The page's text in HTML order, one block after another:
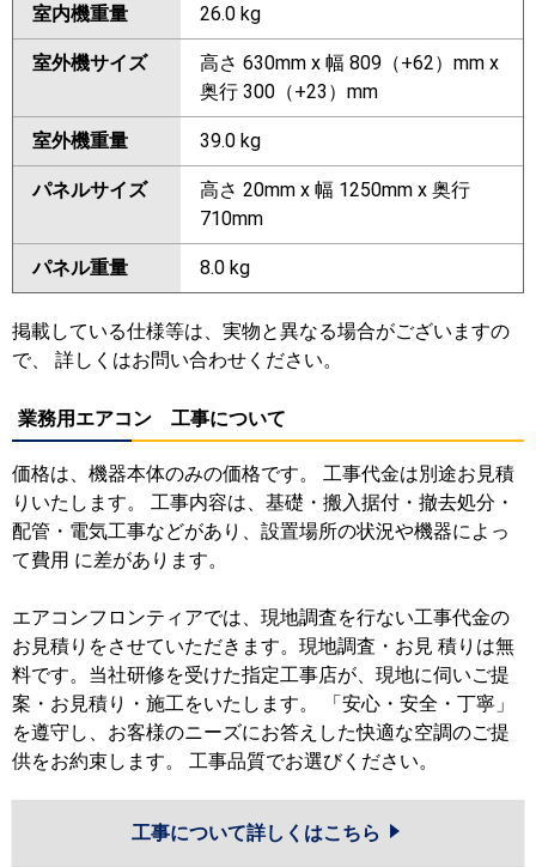
室内機重量 26.0 kg
室外機サイズ
高さ 630mm x 幅 809（+62）mm x
奥行 300（+23）mm
室外機重量 39.0 kg
パネルサイズ
高さ 20mm x 幅 1250mm x 奥行
710mm
パネル重量 8.0 kg
掲載している仕様等は、実物と異なる場合がございますの
で、 詳しくはお問い合わせください。
業務用エアコン 工事について
価格は、機器本体のみの価格です。 工事代金は別途お見積
りいたします。 工事内容は、基礎・搬入据付・撤去処分・
配管・電気工事などがあり、設置場所の状況や機器によっ
て費用 に差があります。
エアコンフロンティアでは、現地調査を行ない工事代金の
お見積りをさせていただきます。現地調査・お見 積りは無
料です。当社研修を受けた指定工事店が、現地に伺いご提
案・お見積り・施工をいたします。 「安心・安全・丁寧」
を遵守し、お客様のニーズにお答えした快適な空調のご提
供をお約束します。 工事品質でお選びください。
工事について詳しくはこちら